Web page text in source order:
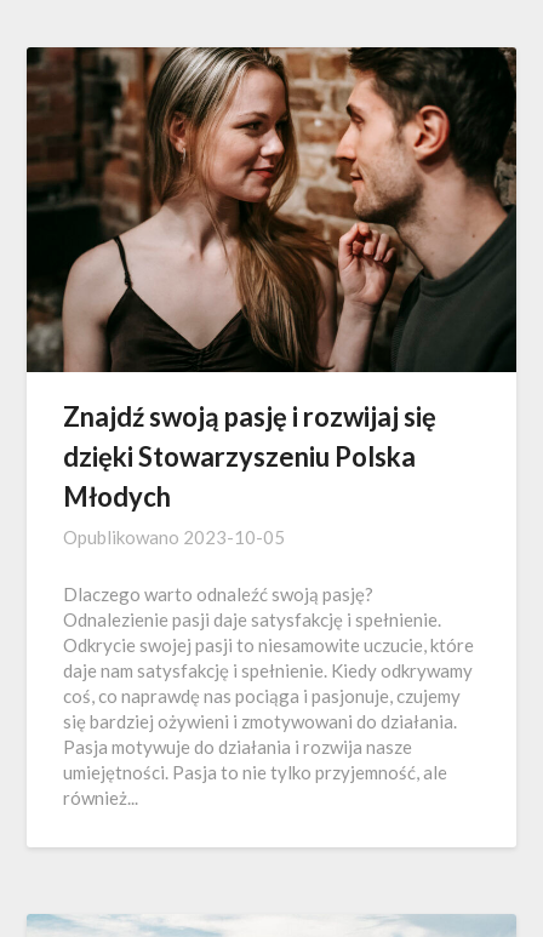
Znajdź swoją pasję i rozwijaj się
dzięki Stowarzyszeniu Polska
Młodych
Opublikowano 2023-10-05
Dlaczego warto odnaleźć swoją pasję?
Odnalezienie pasji daje satysfakcję i spełnienie.
Odkrycie swojej pasji to niesamowite uczucie, które
daje nam satysfakcję i spełnienie. Kiedy odkrywamy
coś, co naprawdę nas pociąga i pasjonuje, czujemy
się bardziej ożywieni i zmotywowani do działania.
Pasja motywuje do działania i rozwija nasze
umiejętności. Pasja to nie tylko przyjemność, ale
również...